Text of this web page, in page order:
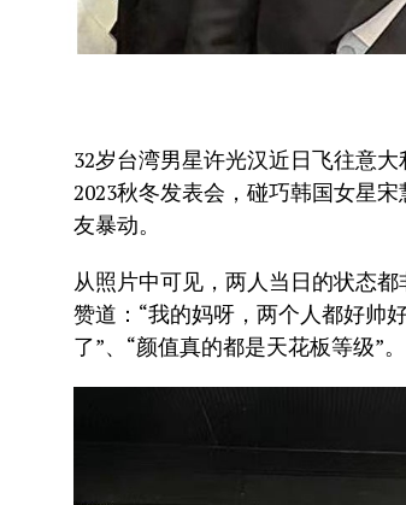
32岁台湾男星许光汉近日飞往意
2023秋冬发表会，碰巧韩国女星
友暴动。
从照片中可见，两人当日的状态
赞道：“我的妈呀，两个人都好帅
了”、“颜值真的都是天花板等级”。